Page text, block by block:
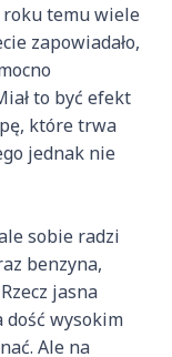
roku temu wiele
zapowiadało,
to być efekt
które trwa
jednak nie
sobie radzi
benzyna,
jasna
dość wysokim
Ale na